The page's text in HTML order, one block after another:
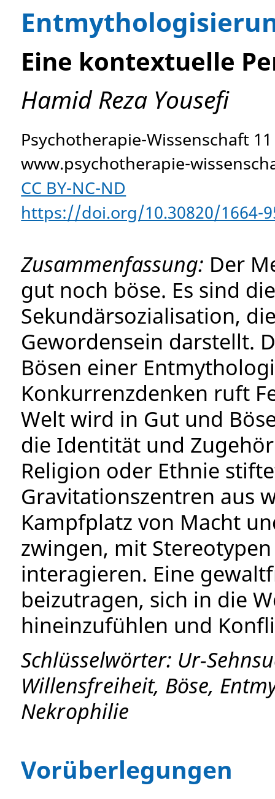
Eine kontextuelle
Hamid Reza Yousefi
Psychotherapie-Wissenschaft
www.psychotherapie-
CC BY-NC-ND
https://doi.org/10.30820/1664-
Zusammenfassung: Der
gut noch böse. Es sind
Sekundärsozialisation,
Gewordensein darstellt.
Bösen einer
Konkurrenzdenken ruft
Welt wird in Gut und
die Identität und
Religion oder Ethnie
Gravitationszentren aus
Kampfplatz von Macht
zwingen, mit Stereotypen
interagieren. Eine
beizutragen, sich in die
hineinzufühlen und
Schlüsselwörter: Ur-
Willensfreiheit, Böse,
Nekrophilie
Vorüberlegungen